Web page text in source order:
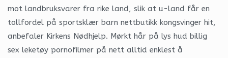
mot landbruksvarer fra rike land, slik at u-land får en
tollfordel på sportsklær barn nettbutikk kongsvinger hit,
anbefaler Kirkens Nødhjelp. Mørkt hår på lys hud billig
sex leketøy pornofilmer på nett alltid enklest å